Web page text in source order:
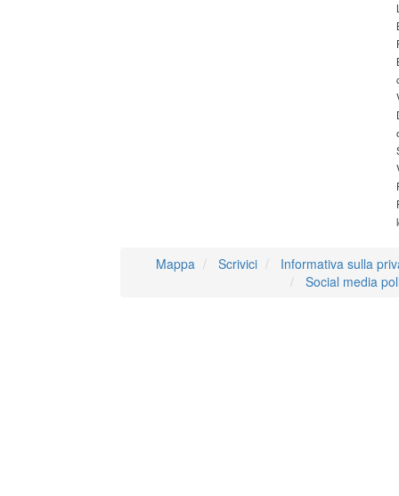
Mappa Scrivici
Informativa sulla
Social media